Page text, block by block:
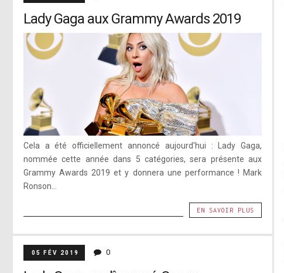
Lady Gaga aux Grammy Awards 2019
Cela a été officiellement annoncé aujourd'hui : Lady Gaga,
nommée cette année dans 5 catégories, sera présente aux
Grammy Awards 2019 et y donnera une performance ! Mark
Ronson...
EN SAVOIR PLUS
05 FÉV 2019 0